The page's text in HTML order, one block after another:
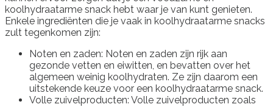
koolhydraatarme snack hebt waar je van kunt genieten.
Enkele ingrediënten die je vaak in koolhydraatarme snacks
zult tegenkomen zijn:
Noten en zaden: Noten en zaden zijn rijk aan
gezonde vetten en eiwitten, en bevatten over het
algemeen weinig koolhydraten. Ze zijn daarom een
uitstekende keuze voor een koolhydraatarme snack.
Volle zuivelproducten: Volle zuivelproducten zoals